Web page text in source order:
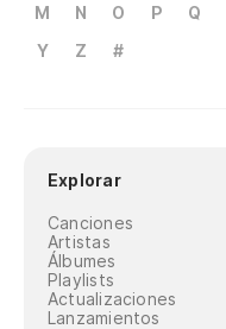
M
N O P Q
Y
Z #
Explorar
Canciones
Artistas
Álbumes
Playlists
Actualizaciones
Lanzamientos